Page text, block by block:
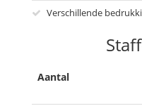
Verschillende
Aantal